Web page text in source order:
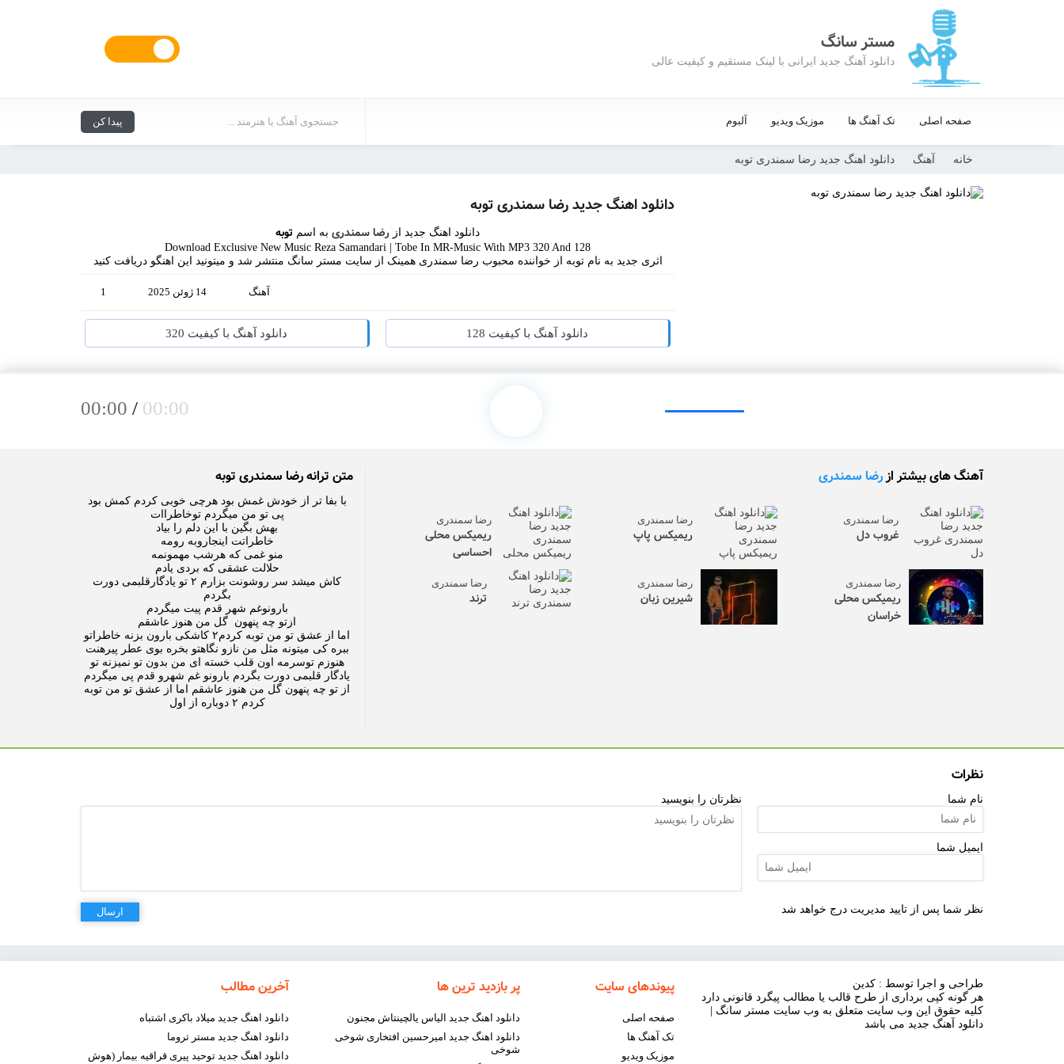
مستر سانگ
دانلود آهنگ جدید ایرانی با لینک مستقیم و کیفیت عالی
صفحه اصلی تک آهنگ ها موزیک ویدیو آلبوم
خانه آهنگ دانلود اهنگ جدید رضا سمندری توبه
دانلود اهنگ جدید رضا سمندری توبه
دانلود اهنگ جدید از رضا سمندری به اسم توبه
Download Exclusive New Music Reza Samandari | Tobe In MR-Music With MP3 320 And 128
اثری جدید به نام توبه از خواننده محبوب رضا سمندری همینک از سایت مستر سانگ منتشر شد و میتونید این اهنگو دریافت کنید
آهنگ 14 ژوئن 2025 1
دانلود آهنگ با کیفیت 128 دانلود آهنگ با کیفیت 320
00:00 / 00:00
آهنگ های بیشتر ازرضا سمندری
رضا سمندری
غروب دل
رضا سمندری
ریمیکس پاپ
رضا سمندری
ریمیکس محلی
احساسی
رضا سمندری
ریمیکس محلی
خراسان
رضا سمندری
شیرین زبان
رضا سمندری
ترند
متن ترانه رضا سمندری توبه
کاش میشد سر روشونت بزارم ۲ تو یادگارقلبمی دورت
اما از عشق تو من توبه کردم۲ کاشکی بارون بزنه خاطراتو
ببره کی میتونه مثل من نازو نگاهتو بخره بوی عطر پیرهنت
هنوزم توسرمه اون قلب خسته ای من بدون تو نمیزنه تو
یادگار قلبمی دورت بگردم بارونو غم شهرو قدم پی میگردم
از تو چه پنهون گل من هنوز عاشقم اما از عشق تو من توبه
کردم ۲ دوباره از اول
نظرات
نام شما
ایمیل شما
نظرتان را بنویسید
نظر شما پس از تایید مدیریت درج خواهد شد ارسال
طراحی و اجرا توسط : کدین
هر گونه کپی برداری از طرح قالب یا مطالب پیگرد قانونی دارد
کلیه حقوق این وب سایت متعلق به وب سایت مستر سانگ |
دانلود آهنگ جدید می باشد
پیوندهای سایت
صفحه اصلی
تک آهنگ ها
موزیک ویدیو
پر بازدید ترین ها
دانلود اهنگ جدید الیاس یالچینتاش مجنون
دانلود اهنگ جدید امیرحسین افتخاری شوخی
شوخی
آخرین مطالب
دانلود اهنگ جدید میلاد باکری اشتباه
دانلود اهنگ جدید مستر تروما
دانلود اهنگ جدید توحید پیری قراقیه بیمار (هوش